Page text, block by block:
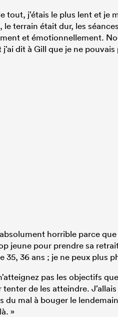
tout, j’étais le plus lent et je
le terrain était dur, les
et émotionnellement.
dit à Gill que je ne
horrible parce que
jeune pour prendre sa
35, 36 ans ; je ne peux plus
pas les objectifs
de les atteindre.
du mal à bouger le
»